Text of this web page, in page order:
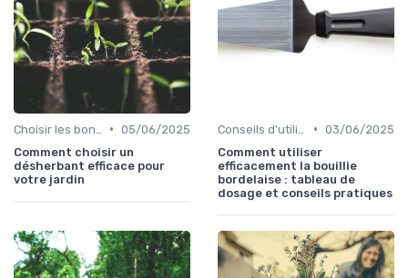
• 05/06/2025
Comment choisir un
désherbant efficace pour
votre jardin
• 03/06/2025
Comment utiliser
efficacement la bouillie
bordelaise : tableau de
dosage et conseils pratiques